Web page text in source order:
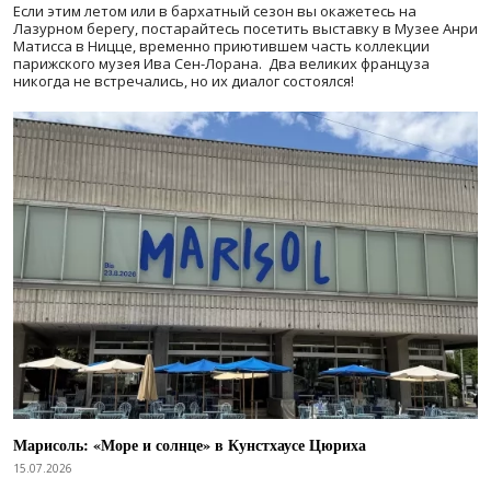
Если этим летом или в бархатный сезон вы окажетесь на
Лазурном берегу, постарайтесь посетить выставку в Музее Анри
Матисса в Ницце, временно приютившем часть коллекции
парижского музея Ива Сен-Лорана. Два великих француза
никогда не встречались, но их диалог состоялся!
Марисоль: «Море и солнце» в Кунстхаусе Цюриха
15.07.2026